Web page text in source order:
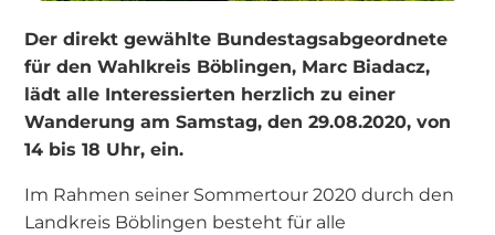
Der direkt gewählte Bundestagsabgeordnete
für den Wahlkreis Böblingen, Marc Biadacz,
lädt alle Interessierten herzlich zu einer
Wanderung am Samstag, den 29.08.2020, von
14 bis 18 Uhr, ein.
Im Rahmen seiner Sommertour 2020 durch den
Landkreis Böblingen besteht für alle